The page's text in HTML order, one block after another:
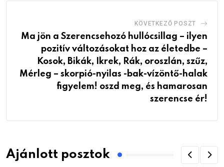
KÖVETKEZŐ POSZT
Ma jön a Szerencsehozó hullócsillag – ilyen
pozitív változásokat hoz az életedbe –
Kosok, Bikák, Ikrek, Rák, oroszlán, szűz,
Mérleg – skorpió-nyilas -bak-vízöntő-halak
figyelem! oszd meg, és hamarosan
szerencse ér!
Ajánlott posztok